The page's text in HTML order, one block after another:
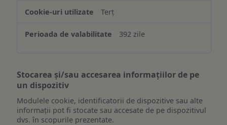
Terț
392 zile
Stocarea și/sau accesarea informațiilor de pe
un dispozitiv
Modulele cookie, identificatorii de dispozitive sau alte
informații pot fi stocate sau accesate de pe dispozitivul
dvs. în scopurile prezentate.